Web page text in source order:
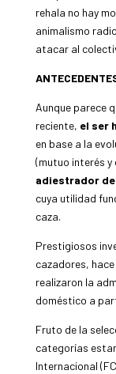
rehala no hay
animalismo
atacar al
Aunque parece
reciente, el ser
en base a la
(mutuo interés
adiestrador
cuya utilidad
caza.
Prestigiosos
cazadores,
realizaron la
doméstico a
Fruto de la
categorías
Internacional